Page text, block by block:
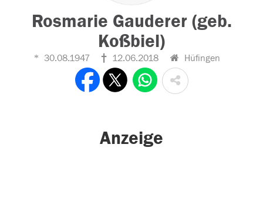
Rosmarie Gauderer (geb.
Koßbiel)
30.08.1947 12.06.2018 Hüfingen
Anzeige